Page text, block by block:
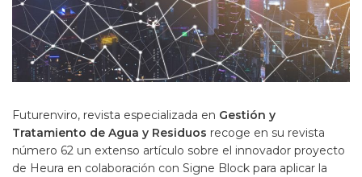
Futurenviro, revista especializada en Gestión y
Tratamiento de Agua y Residuos recoge en su revista
número 62 un extenso artículo sobre el innovador proyecto
de Heura en colaboración con Signe Block para aplicar la